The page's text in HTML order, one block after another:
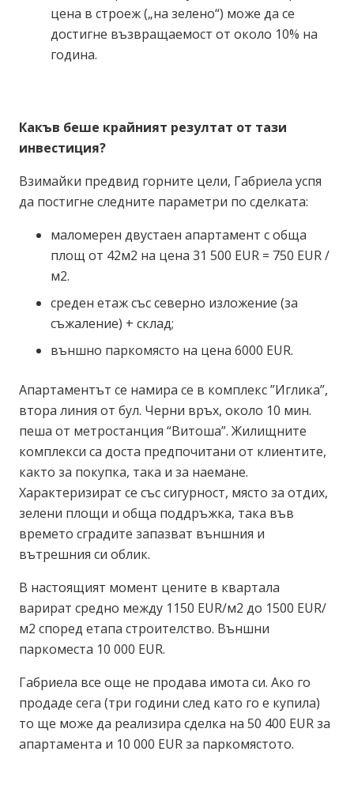
цена в строеж („на зелено“) може да се
достигне възвращаемост от около 10% на
година.
Какъв беше крайният резултат от тази
инвестиция?
Взимайки предвид горните цели, Габриела успя
да постигне следните параметри по сделката:
маломерен двустаен апартамент с обща
площ от 42м2 на цена 31 500 EUR = 750 EUR /
м2.
среден етаж със северно изложение (за
съжаление) + склад;
външно паркомясто на цена 6000 EUR.
Апартаментът се намира се в комплекс ”Иглика”,
втора линия от бул. Черни връх, около 10 мин.
пеша от метростанция “Витоша”. Жилищните
комплекси са доста предпочитани от клиентите,
както за покупка, така и за наемане.
Характеризират се със сигурност, място за отдих,
зелени площи и обща поддръжка, така във
времето сградите запазват външния и
вътрешния си облик.
В настоящият момент цените в квартала
варират средно между 1150 EUR/м2 до 1500 EUR/
м2 според етапа строителство. Външни
паркоместа 10 000 EUR.
Габриела все още не продава имота си. Ако го
продаде сега (три години след като го е купила)
то ще може да реализира сделка на 50 400 EUR за
апартамента и 10 000 EUR за паркомястото.